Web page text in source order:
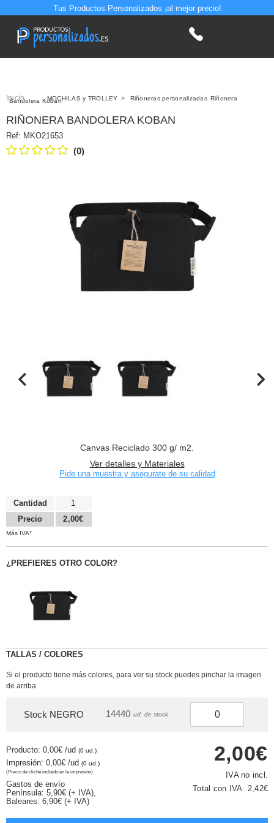
Tus Productos Personalizados ¡al mejor precio!
Inicio MOCHILAS y TROLLEY > Riñoneras personalizadas Riñonera
Bandolera Koban
RIÑONERA BANDOLERA KOBAN
Ref: MKO21653
(0)
Canvas Reciclado 300 g/ m2.
Ver detalles y Materiales
Pide una muestra y asegurate de su calidad
Cantidad
Precio
1
2,00€
Más IVA*
¿PREFIERES OTRO COLOR?
TALLAS / COLORES
Si el producto tiene más colores, para ver su stock puedes pinchar la imagen
de arriba
Stock NEGRO 14440 ud. de stock
Producto: 0,00€ /ud (0 ud.)
Impresión: 0,00€ /ud (0 ud.)
(Precio de cliché incluido en la impresión)
Gastos de envío
Península: 5,90€ (+ IVA),
Baleares: 6,90€ (+ IVA)
2,00€
IVA no incl.
Total con IVA: 2,42€